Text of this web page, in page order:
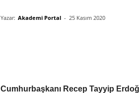
Yazar: Akademi Portal - 25 Kasım 2020
Cumhurbaşkanı Recep Tayyip